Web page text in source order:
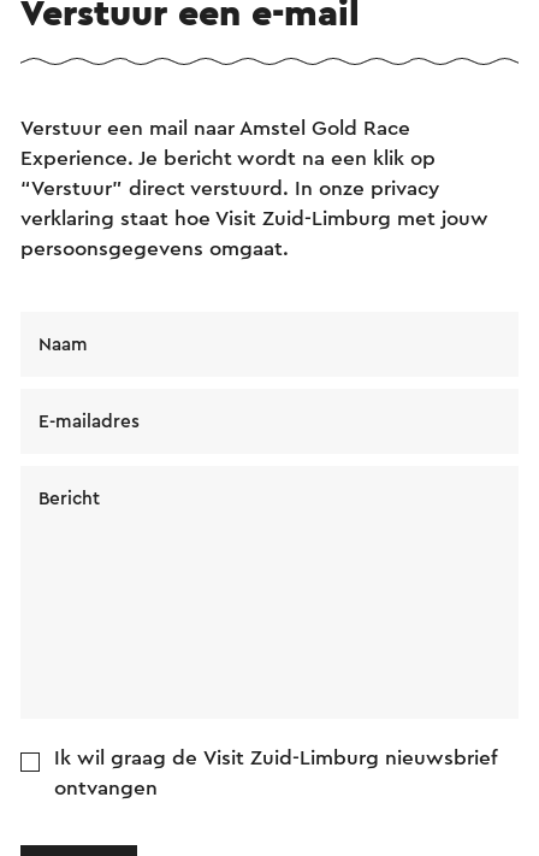
Verstuur een e-mail
Verstuur een mail naar Amstel Gold Race
Experience. Je bericht wordt na een klik op
“Verstuur” direct verstuurd. In onze privacy
verklaring staat hoe Visit Zuid-Limburg met jouw
persoonsgegevens omgaat.
Naam
E-mailadres
Bericht
Ik wil graag de Visit Zuid-Limburg nieuwsbrief
ontvangen